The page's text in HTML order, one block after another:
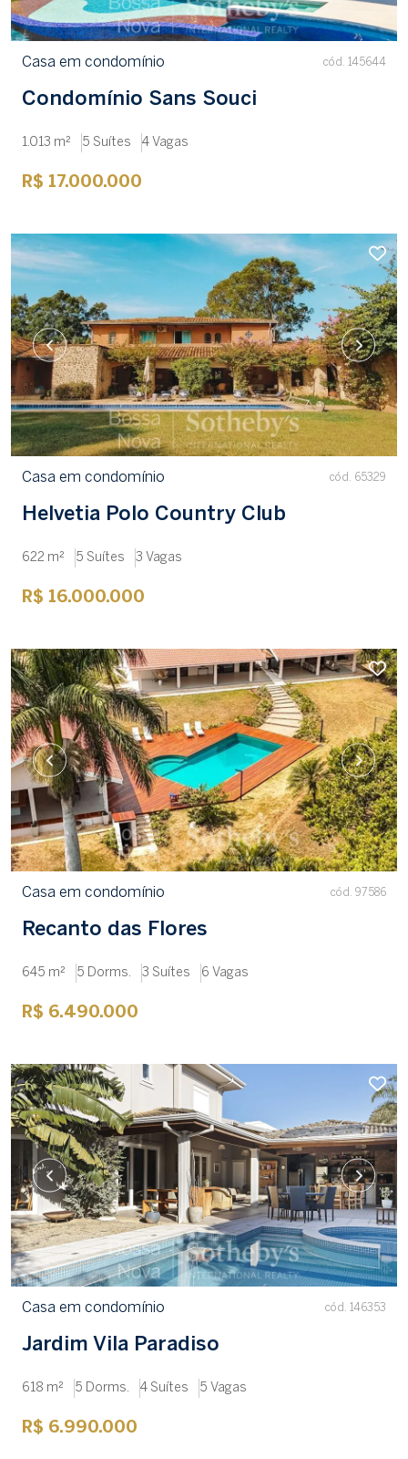
Casa em condomínio cód. 145644
Condomínio Sans Souci
1.013 m² 5 Suítes 4 Vagas
R$ 17.000.000
Casa em condomínio cód. 65329
Helvetia Polo Country Club
622 m² 5 Suítes 3 Vagas
R$ 16.000.000
Casa em condomínio cód. 97586
Recanto das Flores
645 m² 5 Dorms. 3 Suítes 6 Vagas
R$ 6.490.000
Casa em condomínio cód. 146353
Jardim Vila Paradiso
618 m² 5 Dorms. 4 Suítes 5 Vagas
R$ 6.990.000